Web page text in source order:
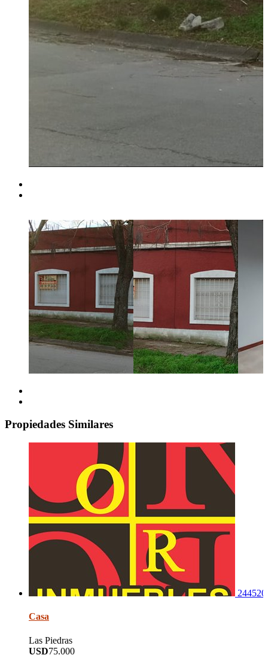
Propiedades Similares
244520
Casa
Las Piedras
USD75.000